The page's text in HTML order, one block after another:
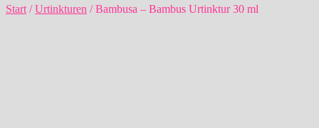
Start /Urtinkturen /Bambusa – Bambus Urtinktur 30 ml